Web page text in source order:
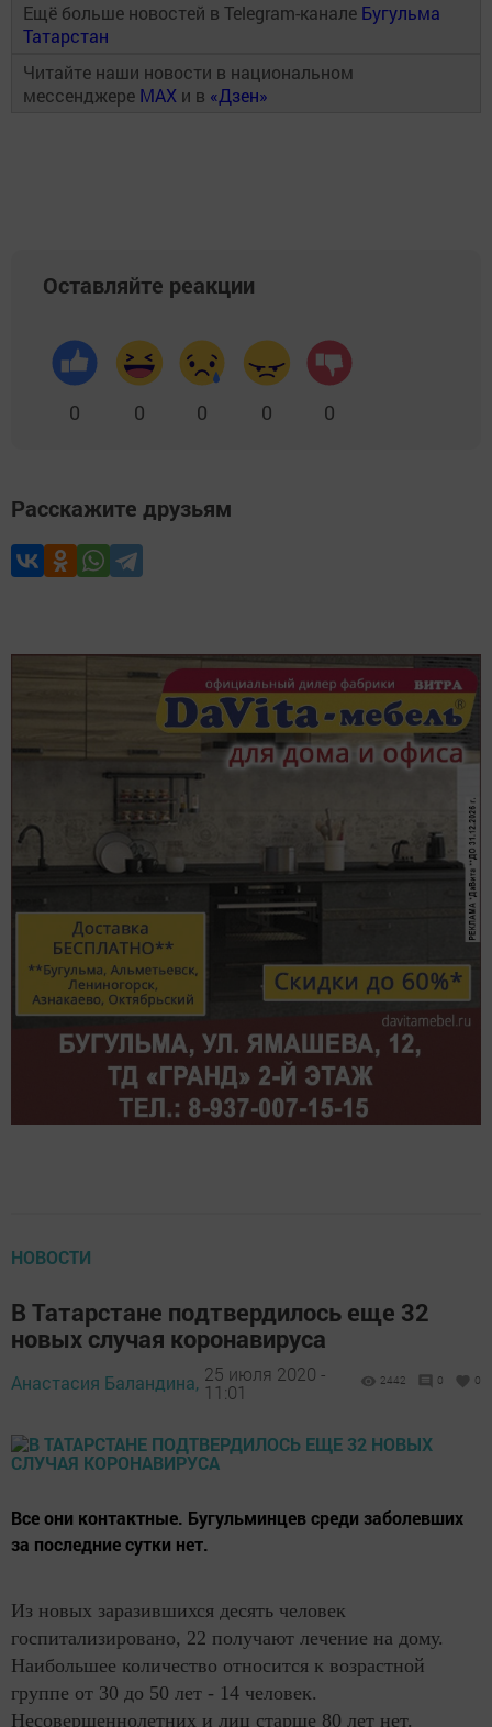
Ещё больше новостей в Telegram-канале Бугульма
Татарстан
Читайте наши новости в национальном
мессенджере MAX и в «Дзен»
Оставляйте реакции
0 0 0 0 0
Расскажите друзьям
НОВОСТИ
В Татарстане подтвердилось еще 32
новых случая коронавируса
Анастасия Баландина, 25 июля 2020 -
11:01
2442 0 0
Все они контактные. Бугульминцев среди заболевших
за последние сутки нет.
Из новых заразившихся десять человек
госпитализировано, 22 получают лечение на дому.
Наибольшее количество относится к возрастной
группе от 30 до 50 лет - 14 человек.
Несовершеннолетних и лиц старше 80 лет нет.